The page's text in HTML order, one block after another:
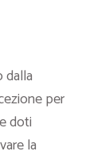
dalla
per
doti
la